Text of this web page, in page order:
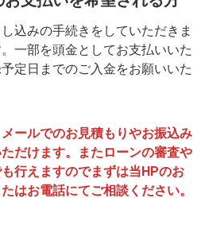
込みの手続きをしていただきま
一部を頭金としてお支払いいた
定日までのご入金をお願いいた
ールでのお見積もりやお振込み
だけます。またローンの審査や
行えますのでまずは当HPのお
はお電話にてご相談ください。